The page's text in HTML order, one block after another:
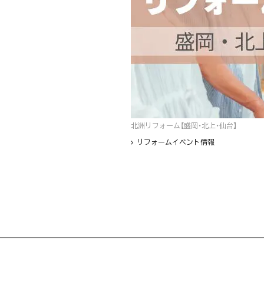
北洲リフォーム【盛岡・北上・仙台】
リフォームイベント情報
フッター